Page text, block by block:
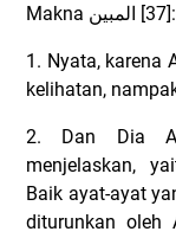
Makna المبين [37]:
1. Nyata, karena
kelihatan,
2. Dan Dia
menjelaskan,
Baik ayat-ayat
diturunkan oleh